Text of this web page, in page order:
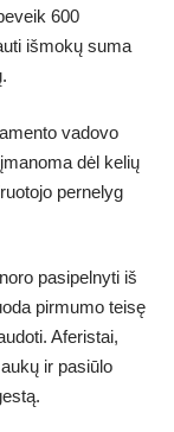
600
išmokų suma
vadovo
dėl kelių
pernelyg
pasipelnyti iš
pirmumo teisę
Aferistai,
ir pasiūlo